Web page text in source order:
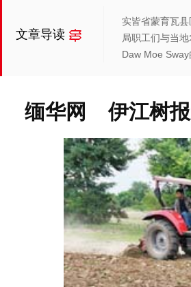
文章导读
实皆省蒙育瓦
局职工们与当
Daw Moe
缅华网 伊江树